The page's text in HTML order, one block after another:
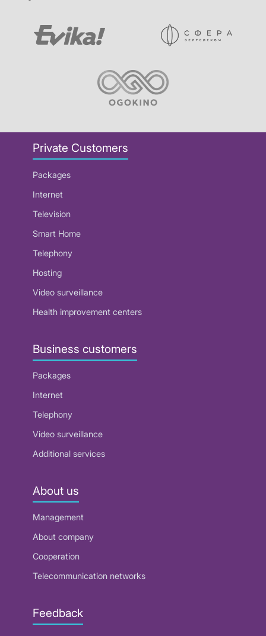
Private Customers
Packages
Internet
Television
Smart Home
Telephony
Hosting
Video surveillance
Health improvement centers
Business customers
Packages
Internet
Telephony
Video surveillance
Additional services
About us
Management
About company
Cooperation
Telecommunication networks
Feedback